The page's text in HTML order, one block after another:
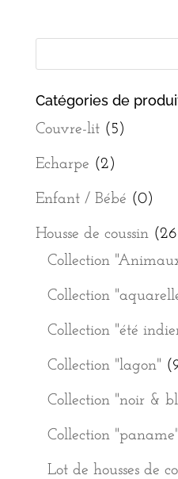
Catégories de
Couvre-lit (5)
Echarpe (2)
Enfant / Bébé (0)
Housse de coussin
Collection
Collection
Collection "été
Collection "lagon"
Collection "noir &
Collection "paname"
Lot de housses de